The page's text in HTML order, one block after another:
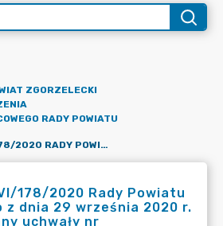
ZGORZELECKI
RADY POWIATU
UCHWAŁA NR XXVI/178/2020 RADY POWIATU ZGORZELECKIEGO Z DNIA 29 WRZEŚNIA 2020 R. W SPRAWIE ZMIANY UCHWAŁY NR XXIV/164/2020 RADY POWIATU ZGORZELECKIEGO Z DNIA 25 CZERWCA 2020 R. W SPRAWIE USTALENIA ROZKŁADÓW GODZIN PRACY APTEK OGÓLNODOSTĘPNYCH NA TERENIE POWIATU ZGORZELECKIEGO
178/2020 Rady Powiatu
z dnia 29 września 2020 r.
uchwały nr